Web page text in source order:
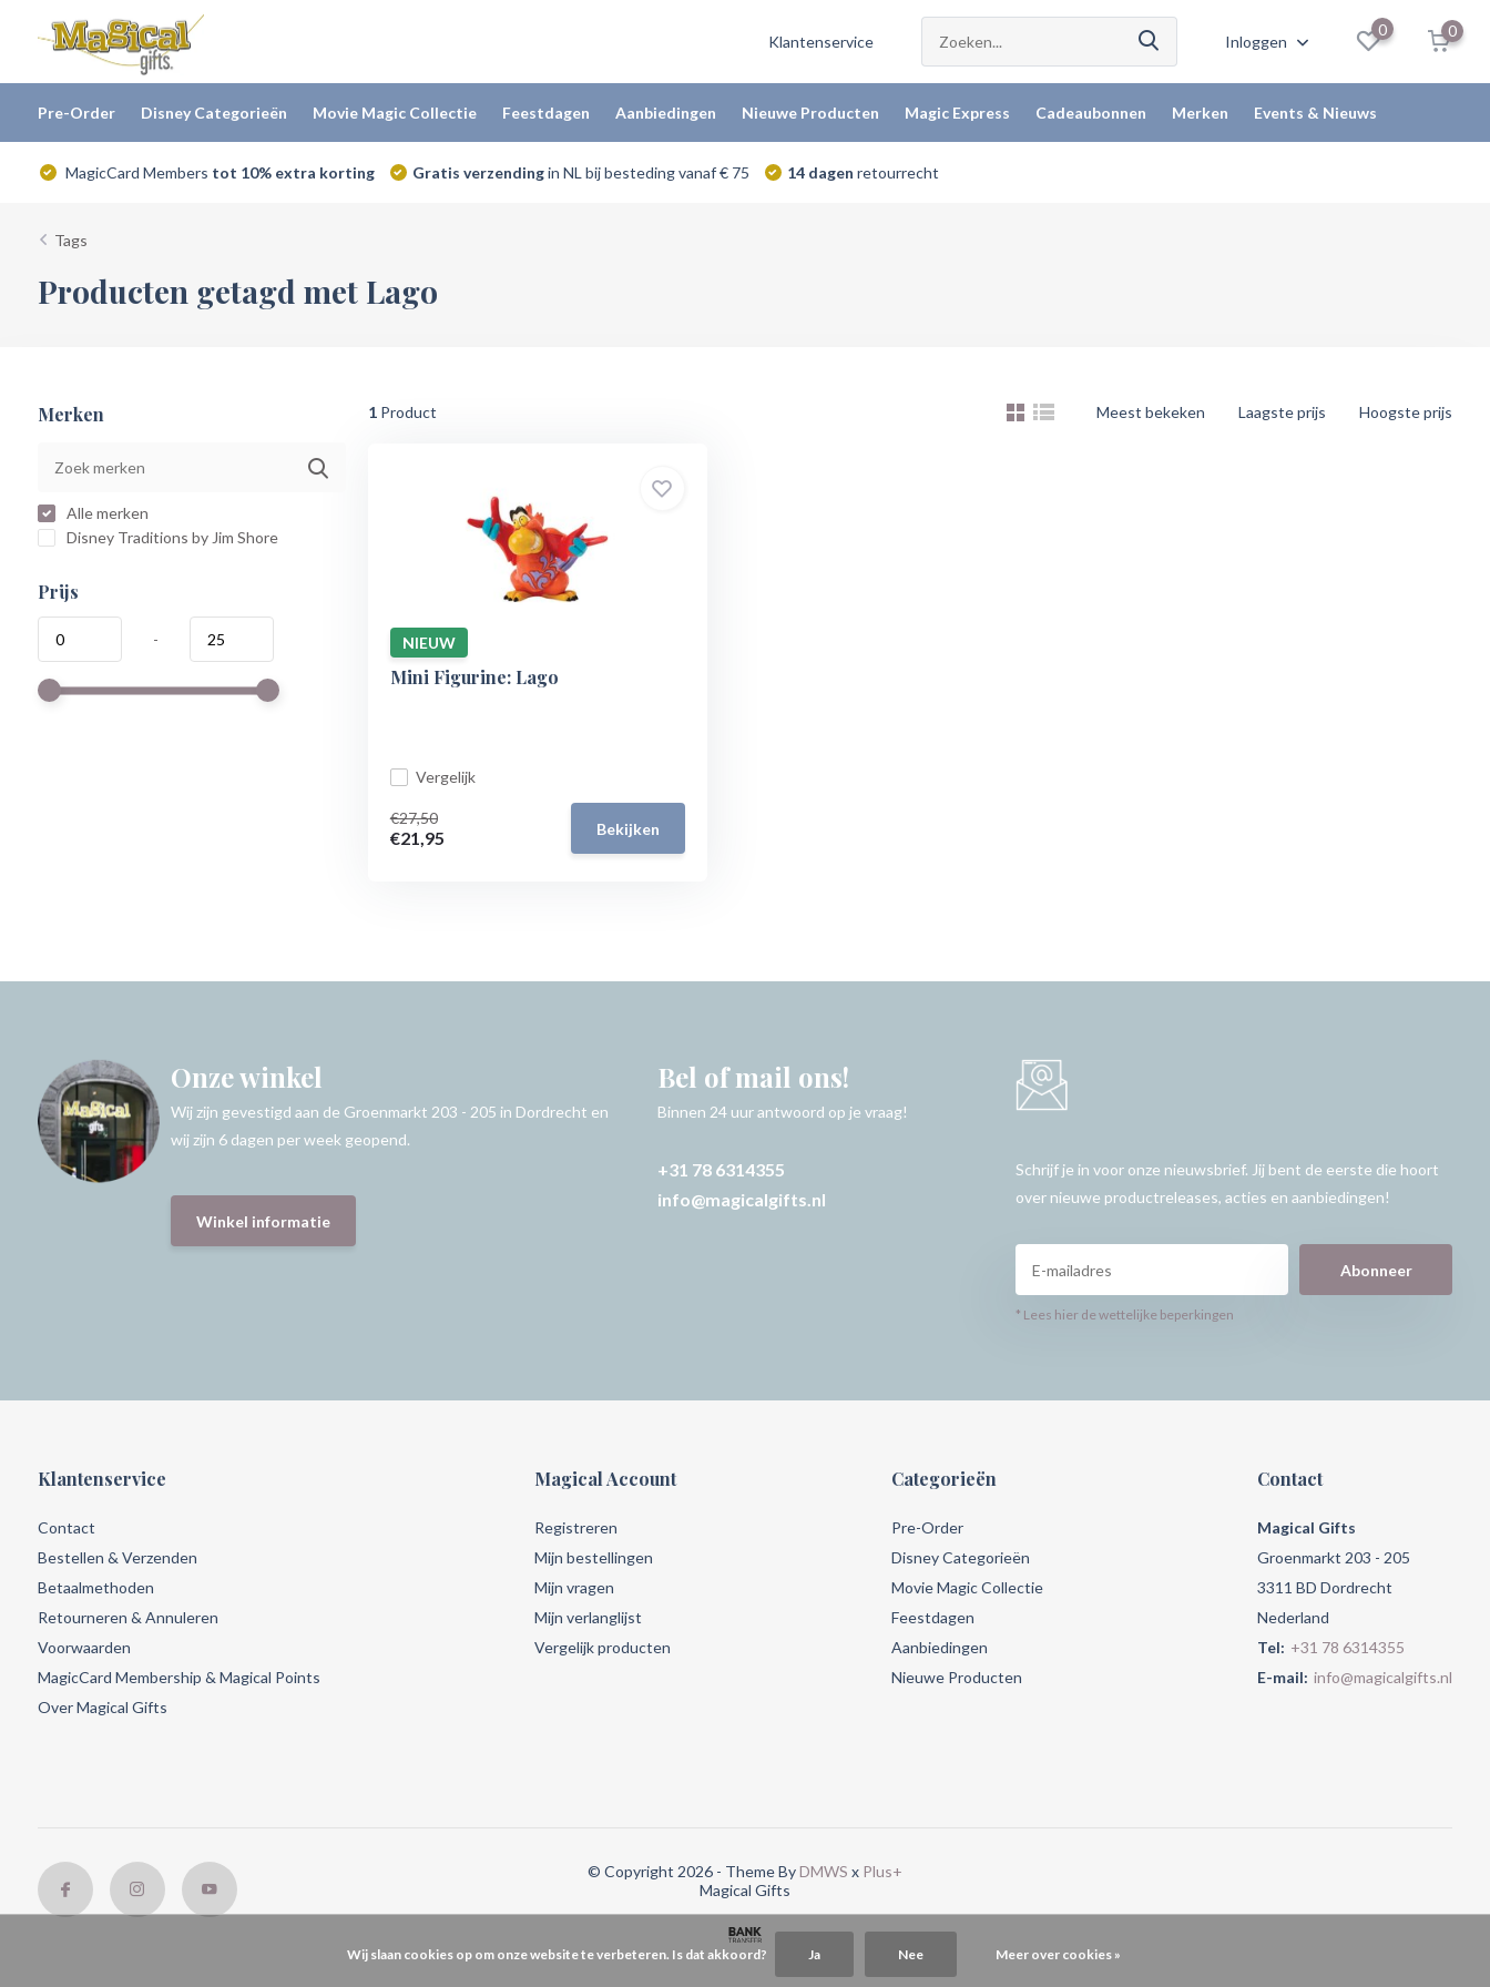
Klantenservice Inloggen
0 0
Pre-Order Disney Categorieën Movie Magic Collectie Feestdagen Aanbiedingen Nieuwe Producten Magic Express Cadeaubonnen Merken Events & Nieuws
MagicCard Members tot 10% extra korting Gratis verzendingin NL bij besteding vanaf € 75 14 dagen retourrecht
Tags
Producten getagd met Lago
Merken
Alle merken
Disney Traditions by Jim Shore
Prijs
-
1Product Meest bekeken Laagste prijs Hoogste prijs
NIEUW
Mini Figurine: Lago
Vergelijk
€27,50
€21,95 Bekijken
Onze winkel
Wij zijn gevestigd aan de Groenmarkt 203 - 205 in Dordrecht en
wij zijn 6 dagen per week geopend.
Winkel informatie
Bel of mail ons!
Binnen 24 uur antwoord op je vraag!
+31 78 6314355
info@magicalgifts.nl
Schrijf je in voor onze nieuwsbrief. Jij bent de eerste die hoort
over nieuwe productreleases, acties en aanbiedingen!
Abonneer
* Lees hier de wettelijke beperkingen
Klantenservice
Contact
Bestellen & Verzenden
Betaalmethoden
Retourneren & Annuleren
Voorwaarden
MagicCard Membership & Magical Points
Over Magical Gifts
Magical Account
Registreren
Mijn bestellingen
Mijn vragen
Mijn verlanglijst
Vergelijk producten
Categorieën
Pre-Order
Disney Categorieën
Movie Magic Collectie
Feestdagen
Aanbiedingen
Nieuwe Producten
Contact
Magical Gifts
Groenmarkt 203 - 205
3311 BD Dordrecht
Nederland
Tel: +31 78 6314355
E-mail: info@magicalgifts.nl
© Copyright 2026 - Theme ByDMWS x Plus+
Magical Gifts
Wij slaan cookies op om onze website te verbeteren. Is dat akkoord? Ja Nee Meer over cookies »